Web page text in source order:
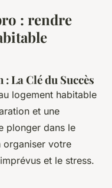
: rendre
La Clé du Succès
logement habitable
et une
plonger dans le
organiser votre
et le stress.